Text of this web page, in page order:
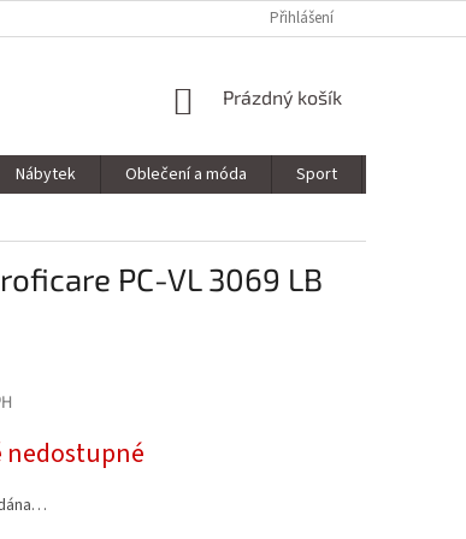
Přihlášení
NÁKUPNÍ
Prázdný košík
Nábytek Oblečení a móda Sport
PC-VL 3069 LB